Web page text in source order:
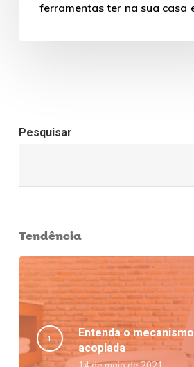
ferramentas ter na sua casa e
Pesquisar
Tendência
Entenda o
acoplada